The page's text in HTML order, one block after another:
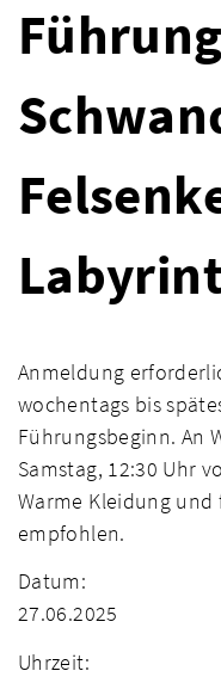
Anmeldung
wochentags bis
Führungsbeginn. An
Samstag, 12:30 Uhr
Warme Kleidung und
empfohlen.
Datum:
27.06.2025
Uhrzeit: